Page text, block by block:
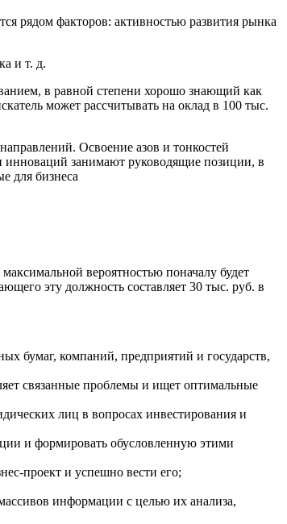
рядом факторов: активностью развития рынка
и т. д.
в равной степени хорошо знающий как
может рассчитывать на оклад в 100 тыс.
Освоение азов и тонкостей
инноваций занимают руководящие позиции, в
вероятностью поначалу будет
эту должность составляет 30 тыс. руб. в
бумаг, компаний, предприятий и государств,
связанные проблемы и ищет оптимальные
лиц в вопросах инвестирования и
и формировать обусловленную этими
проект и успешно вести его;
информации с целью их анализа,